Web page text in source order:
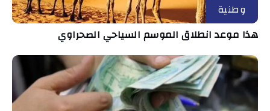
وطنية
هذا موعد انطلاق الموسم السياحي الصحراوي